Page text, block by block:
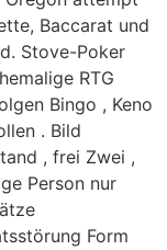
Baccarat und
Stove-Poker
RTG
Bingo , Keno
. Bild
, frei Zwei ,
Person nur
Form